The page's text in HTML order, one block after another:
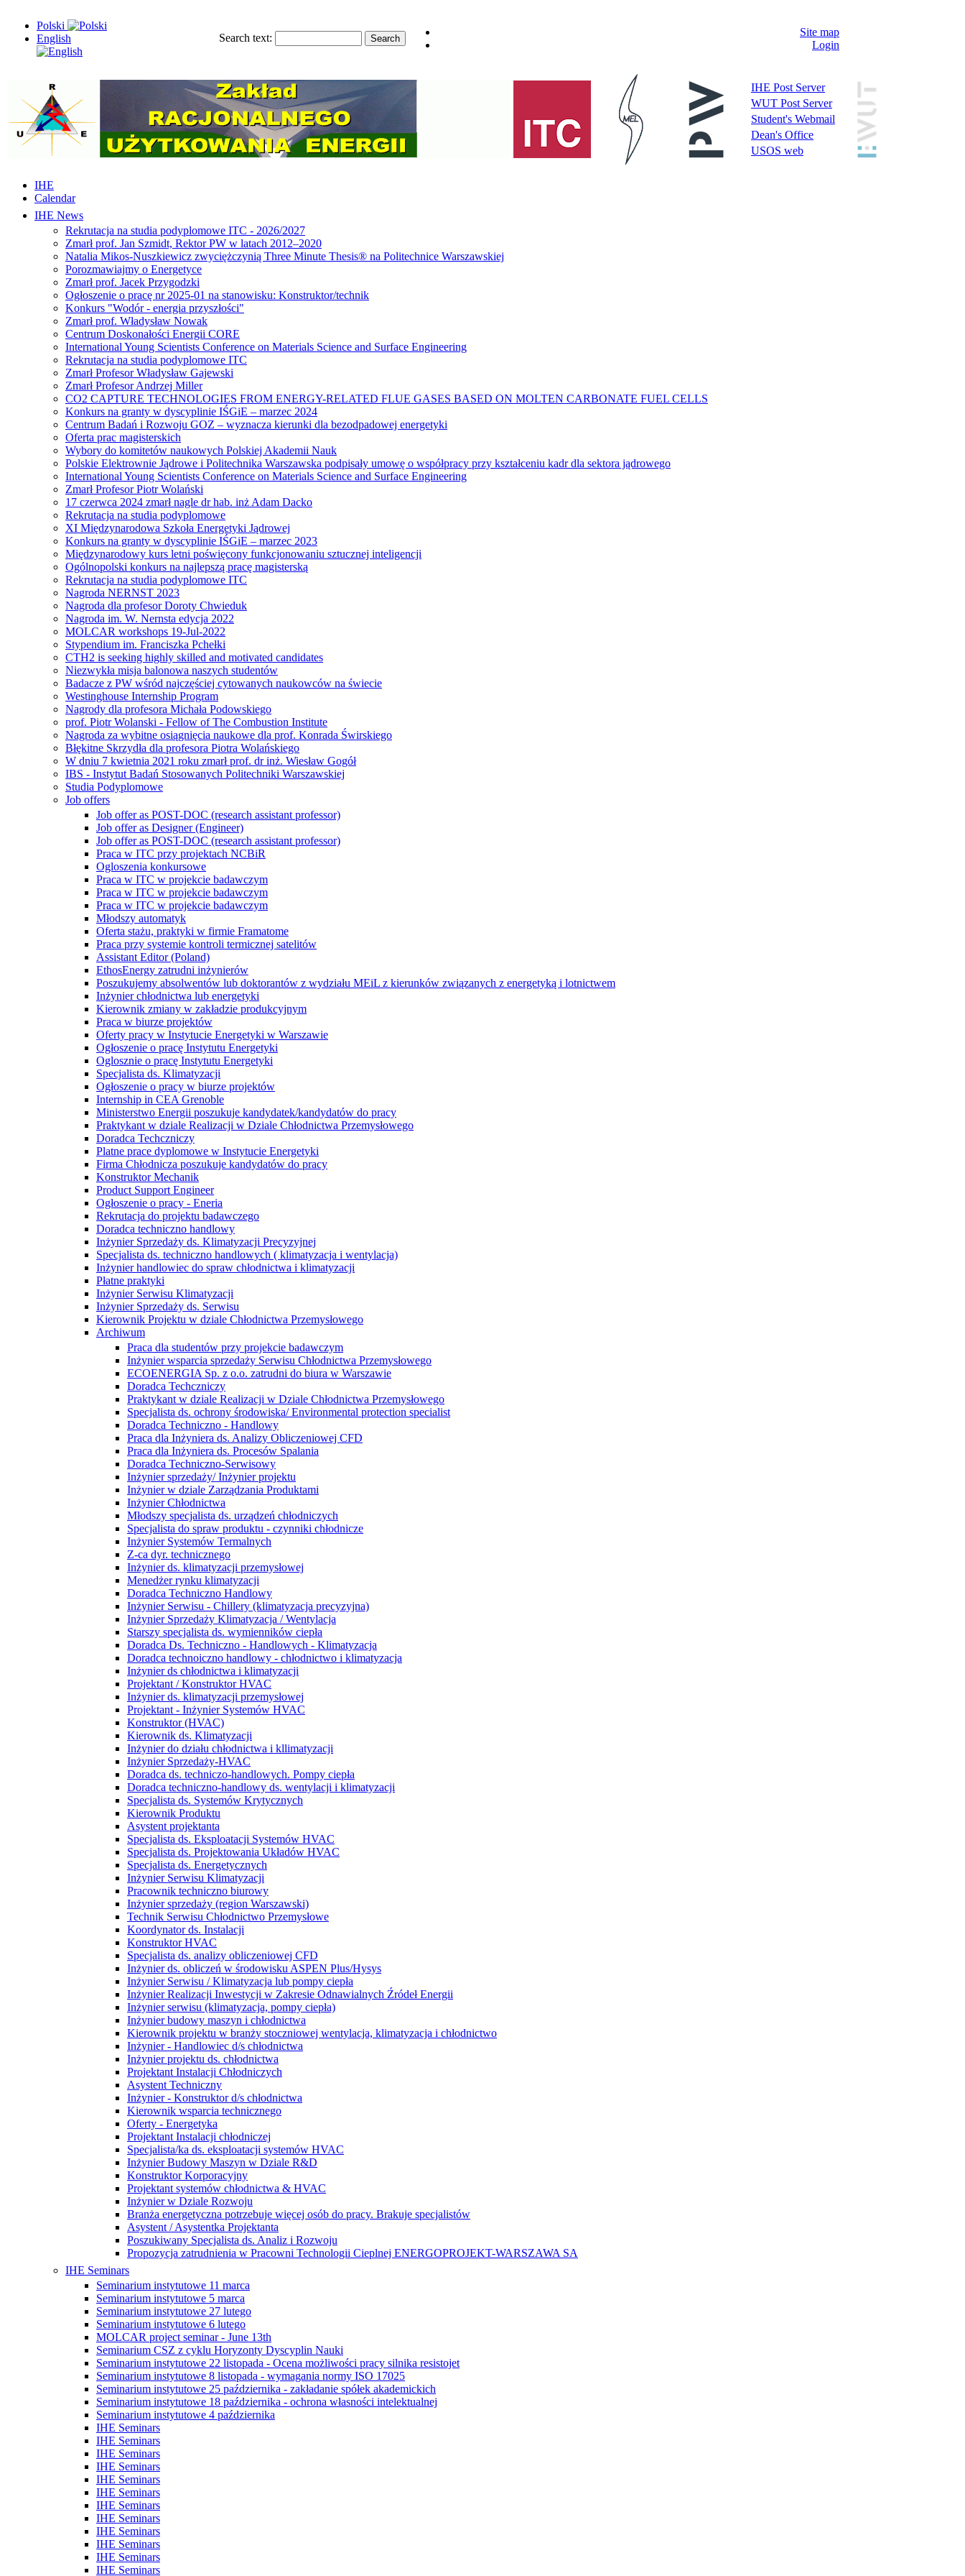
Polski
English
Search text:
Site map
Login
IHE Post Server
WUT Post Server
Student's Webmail
Dean's Office
USOS web
IHE
Calendar
IHE News
Rekrutacja na studia podyplomowe ITC - 2026/2027
Zmarł prof. Jan Szmidt, Rektor PW w latach 2012–2020
Natalia Mikos-Nuszkiewicz zwyciężczynią Three Minute Thesis® na Politechnice Warszawskiej
Porozmawiajmy o Energetyce
Zmarł prof. Jacek Przygodzki
Ogłoszenie o pracę nr 2025-01 na stanowisku: Konstruktor/technik
Konkurs "Wodór - energia przyszłości"
Zmarł prof. Władysław Nowak
Centrum Doskonałości Energii CORE
International Young Scientists Conference on Materials Science and Surface Engineering
Rekrutacja na studia podyplomowe ITC
Zmarł Profesor Władysław Gajewski
Zmarł Profesor Andrzej Miller
CO2 CAPTURE TECHNOLOGIES FROM ENERGY-RELATED FLUE GASES BASED ON MOLTEN CARBONATE FUEL CELLS
Konkurs na granty w dyscyplinie IŚGiE – marzec 2024
Centrum Badań i Rozwoju GOZ – wyznacza kierunki dla bezodpadowej energetyki
Oferta prac magisterskich
Wybory do komitetów naukowych Polskiej Akademii Nauk
Polskie Elektrownie Jądrowe i Politechnika Warszawska podpisały umowę o współpracy przy kształceniu kadr dla sektora jądrowego
International Young Scientists Conference on Materials Science and Surface Engineering
Zmarł Profesor Piotr Wolański
17 czerwca 2024 zmarł nagle dr hab. inż Adam Dacko
Rekrutacja na studia podyplomowe
XI Międzynarodowa Szkoła Energetyki Jądrowej
Konkurs na granty w dyscyplinie IŚGiE – marzec 2023
Międzynarodowy kurs letni poświęcony funkcjonowaniu sztucznej inteligencji
Ogólnopolski konkurs na najlepszą pracę magisterską
Rekrutacja na studia podyplomowe ITC
Nagroda NERNST 2023
Nagroda dla profesor Doroty Chwieduk
Nagroda im. W. Nernsta edycja 2022
MOLCAR workshops 19-Jul-2022
Stypendium im. Franciszka Pchełki
CTH2 is seeking highly skilled and motivated candidates
Niezwykła misja balonowa naszych studentów
Badacze z PW wśród najczęściej cytowanych naukowców na świecie
Westinghouse Internship Program
Nagrody dla profesora Michała Podowskiego
prof. Piotr Wolanski - Fellow of The Combustion Institute
Nagroda za wybitne osiągnięcia naukowe dla prof. Konrada Świrskiego
Błękitne Skrzydła dla profesora Piotra Wolańskiego
W dniu 7 kwietnia 2021 roku zmarł prof. dr inż. Wiesław Gogół
IBS - Instytut Badań Stosowanych Politechniki Warszawskiej
Studia Podyplomowe
Job offers
Job offer as POST-DOC (research assistant professor)
Job offer as Designer (Engineer)
Job offer as POST-DOC (research assistant professor)
Praca w ITC przy projektach NCBiR
Ogloszenia konkursowe
Praca w ITC w projekcie badawczym
Praca w ITC w projekcie badawczym
Praca w ITC w projekcie badawczym
Młodszy automatyk
Oferta stażu, praktyki w firmie Framatome
Praca przy systemie kontroli termicznej satelitów
Assistant Editor (Poland)
EthosEnergy zatrudni inżynierów
Poszukujemy absolwentów lub doktorantów z wydziału MEiL z kierunków związanych z energetyką i lotnictwem
Inżynier chłodnictwa lub energetyki
Kierownik zmiany w zakładzie produkcyjnym
Praca w biurze projektów
Oferty pracy w Instytucie Energetyki w Warszawie
Ogłoszenie o pracę Instytutu Energetyki
Oglosznie o pracę Instytutu Energetyki
Specjalista ds. Klimatyzacji
Ogłoszenie o pracy w biurze projektów
Internship in CEA Grenoble
Ministerstwo Energii poszukuje kandydatek/kandydatów do pracy
Praktykant w dziale Realizacji w Dziale Chłodnictwa Przemysłowego
Doradca Techczniczy
Platne prace dyplomowe w Instytucie Energetyki
Firma Chłodnicza poszukuje kandydatów do pracy
Konstruktor Mechanik
Product Support Engineer
Ogłoszenie o pracy - Eneria
Rekrutacja do projektu badawczego
Doradca techniczno handlowy
Inżynier Sprzedaży ds. Klimatyzacji Precyzyjnej
Specjalista ds. techniczno handlowych ( klimatyzacja i wentylacja)
Inżynier handlowiec do spraw chłodnictwa i klimatyzacji
Płatne praktyki
Inżynier Serwisu Klimatyzacji
Inżynier Sprzedaży ds. Serwisu
Kierownik Projektu w dziale Chłodnictwa Przemysłowego
Archiwum
Praca dla studentów przy projekcie badawczym
Inżynier wsparcia sprzedaży Serwisu Chłodnictwa Przemysłowego
ECOENERGIA Sp. z o.o. zatrudni do biura w Warszawie
Doradca Techczniczy
Praktykant w dziale Realizacji w Dziale Chłodnictwa Przemysłowego
Specjalista ds. ochrony środowiska/ Environmental protection specialist
Doradca Techniczno - Handlowy
Praca dla Inżyniera ds. Analizy Obliczeniowej CFD
Praca dla Inżyniera ds. Procesów Spalania
Doradca Techniczno-Serwisowy
Inżynier sprzedaży/ Inżynier projektu
Inżynier w dziale Zarządzania Produktami
Inżynier Chłodnictwa
Młodszy specjalista ds. urządzeń chłodniczych
Specjalista do spraw produktu - czynniki chłodnicze
Inżynier Systemów Termalnych
Z-ca dyr. technicznego
Inżynier ds. klimatyzacji przemysłowej
Menedżer rynku klimatyzacji
Doradca Techniczno Handlowy
Inżynier Serwisu - Chillery (klimatyzacja precyzyjna)
Inżynier Sprzedaży Klimatyzacja / Wentylacja
Starszy specjalista ds. wymienników ciepła
Doradca Ds. Techniczno - Handlowych - Klimatyzacja
Doradca technoiczno handlowy - chłodnictwo i klimatyzacja
Inżynier ds chłodnictwa i klimatyzacji
Projektant / Konstruktor HVAC
Inżynier ds. klimatyzacji przemysłowej
Projektant - Inżynier Systemów HVAC
Konstruktor (HVAC)
Kierownik ds. Klimatyzacji
Inżynier do działu chłodnictwa i kllimatyzacji
Inżynier Sprzedaży-HVAC
Doradca ds. techniczo-handlowych. Pompy ciepła
Doradca techniczno-handlowy ds. wentylacji i klimatyzacji
Specjalista ds. Systemów Krytycznych
Kierownik Produktu
Asystent projektanta
Specjalista ds. Eksploatacji Systemów HVAC
Specjalista ds. Projektowania Układów HVAC
Specjalista ds. Energetycznych
Inżynier Serwisu Klimatyzacji
Pracownik techniczno biurowy
Inżynier sprzedaży (region Warszawski)
Technik Serwisu Chłodnictwo Przemysłowe
Koordynator ds. Instalacji
Konstruktor HVAC
Specjalista ds. analizy obliczeniowej CFD
Inżynier ds. obliczeń w środowisku ASPEN Plus/Hysys
Inżynier Serwisu / Klimatyzacja lub pompy ciepła
Inżynier Realizacji Inwestycji w Zakresie Odnawialnych Źródeł Energii
Inżynier serwisu (klimatyzacja, pompy ciepła)
Inżynier budowy maszyn i chłodnictwa
Kierownik projektu w branży stoczniowej wentylacja, klimatyzacja i chłodnictwo
Inżynier - Handlowiec d/s chłodnictwa
Inżynier projektu ds. chłodnictwa
Projektant Instalacji Chłodniczych
Asystent Techniczny
Inżynier - Konstruktor d/s chłodnictwa
Kierownik wsparcia technicznego
Oferty - Energetyka
Projektant Instalacji chłodniczej
Specjalista/ka ds. eksploatacji systemów HVAC
Inżynier Budowy Maszyn w Dziale R&D
Konstruktor Korporacyjny
Projektant systemów chłodnictwa & HVAC
Inżynier w Dziale Rozwoju
Branża energetyczna potrzebuje więcej osób do pracy. Brakuje specjalistów
Asystent / Asystentka Projektanta
Poszukiwany Specjalista ds. Analiz i Rozwoju
Propozycja zatrudnienia w Pracowni Technologii Cieplnej ENERGOPROJEKT-WARSZAWA SA
IHE Seminars
Seminarium instytutowe 11 marca
Seminarium instytutowe 5 marca
Seminarium instytutowe 27 lutego
Seminarium instytutowe 6 lutego
MOLCAR project seminar - June 13th
Seminarium CSZ z cyklu Horyzonty Dyscyplin Nauki
Seminarium instytutowe 22 listopada - Ocena możliwości pracy silnika resistojet
Seminarium instytutowe 8 listopada - wymagania normy ISO 17025
Seminarium instytutowe 25 października - zakładanie spółek akademickich
Seminarium instytutowe 18 października - ochrona własności intelektualnej
Seminarium instytutowe 4 października
IHE Seminars
IHE Seminars
IHE Seminars
IHE Seminars
IHE Seminars
IHE Seminars
IHE Seminars
IHE Seminars
IHE Seminars
IHE Seminars
IHE Seminars
IHE Seminars